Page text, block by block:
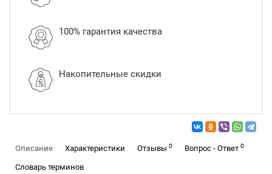
100% гарантия качества
Накопительные скидки
Описание Характеристики Отзывы 0 Вопрос - Ответ 0
Словарь терминов